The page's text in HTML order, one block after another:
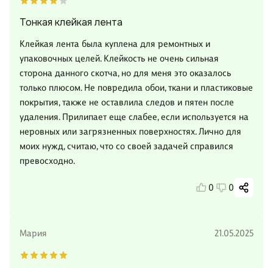
Тонкая клейкая лента
Клейкая лента была куплена для ремонтных и
упаковочных целей. Клейкость не очень сильная
сторона данного скотча, но для меня это оказалось
только плюсом. Не повредила обои, ткани и пластиковые
покрытия, также не оставлила следов и пятен после
удаления. Прилипает еще слабее, если используется на
неровных или загрязненных поверхностях. Лично для
моих нужд, считаю, что со своей задачей справился
превосходно.
0 0
Мария 21.05.2025